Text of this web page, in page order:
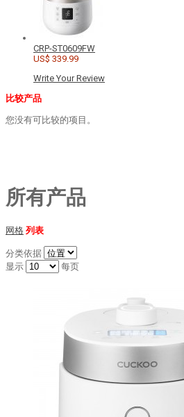
CRP-ST0609FW
US$ 339.99
Write Your Review
比较产品
您没有可比较的项目。
所有产品
网格 列表
分类依据
显示
每页